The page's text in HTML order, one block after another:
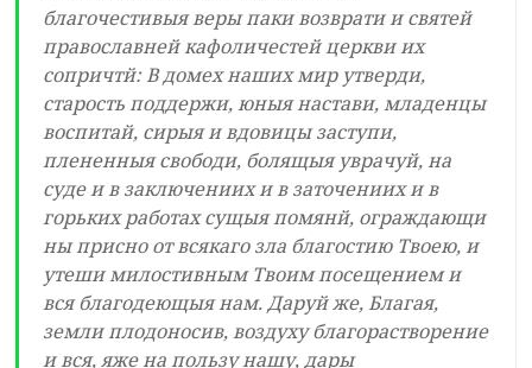
благочестивыя веры паки возврати и святей
православней кафоличестей церкви их
сопричтй: В домех наших мир утверди,
старость поддержи, юныя настави, младенцы
воспитай, сирыя и вдовицы заступи,
плененныя свободи, болящыя уврачуй, на
суде и в заключениих и в заточениих и в
горьких работах сущыя помянй, ограждающи
ны присно от всякаго зла благостию Твоею, и
утеши милостивным Твоим посещением и
вся благодеющыя нам. Даруй же, Благая,
земли плодоносив, воздуху благорастворение
и вся, яже на пользу нашу, дары